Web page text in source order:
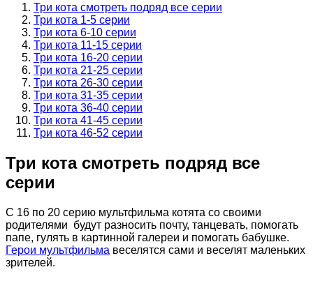
Три кота смотреть подряд все серии
Три кота 1-5 серии
Три кота 6-10 серии
Три кота 11-15 серии
Три кота 16-20 серии
Три кота 21-25 серии
Три кота 26-30 серии
Три кота 31-35 серии
Три кота 36-40 серии
Три кота 41-45 серии
Три кота 46-52 серии
Три кота смотреть подряд все
серии
С 16 по 20 серию мультфильма котята со своими
родителями будут разносить почту, танцевать, помогать
папе, гулять в картинной галереи и помогать бабушке.
Герои мультфильма веселятся сами и веселят маленьких
зрителей.